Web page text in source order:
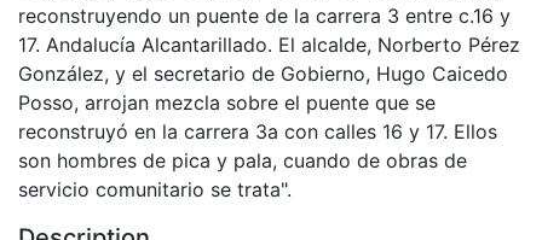
reconstruyendo un puente de la carrera 3 entre c.16 y
17. Andalucía Alcantarillado. El alcalde, Norberto Pérez
González, y el secretario de Gobierno, Hugo Caicedo
Posso, arrojan mezcla sobre el puente que se
reconstruyó en la carrera 3a con calles 16 y 17. Ellos
son hombres de pica y pala, cuando de obras de
servicio comunitario se trata".